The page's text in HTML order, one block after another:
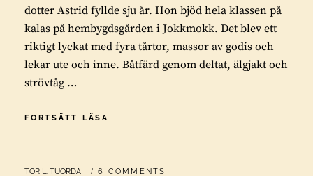
dotter Astrid fyllde sju år. Hon bjöd hela klassen på
kalas på hembygdsgården i Jokkmokk. Det blev ett
riktigt lyckat med fyra tårtor, massor av godis och
lekar ute och inne. Båtfärd genom deltat, älgjakt och
strövtåg …
FORTSÄTT LÄSA
MINA
BY
TOR L. TUORDA 6 COMMENTS